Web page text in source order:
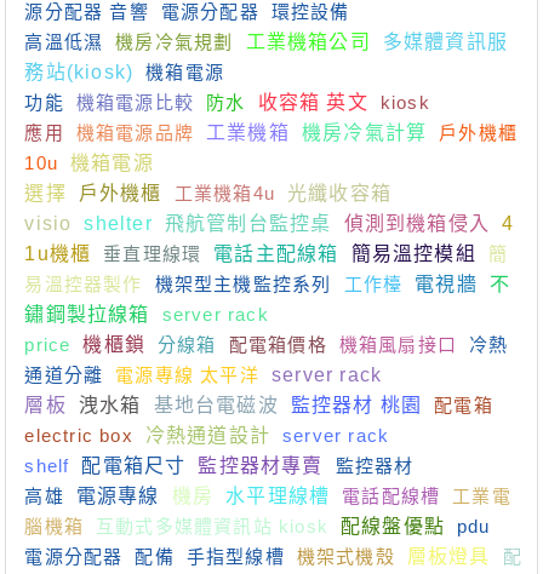
源分配器 音響
電源分配器
環控設備
高溫低濕
機房冷氣規劃 工業機箱公司
多媒體資訊服
務站(kiosk)
機箱電源
功能
機箱電源比較 防水 收容箱 英文
kiosk
應用
機箱電源品牌 工業機箱 機房冷氣計算
戶外機櫃
10u
機箱電源
選擇
戶外機櫃 工業機箱4u
光纖收容箱
visio
shelter 飛航管制台監控桌 偵測到機箱侵入
4
1u機櫃
垂直理線環 電話主配線箱 簡易溫控模組
簡
易溫控器製作
機架型主機監控系列 工作檯 電視牆
不
鏽鋼製拉線箱
server rack
price
機櫃鎖 分線箱 配電箱價格 機箱風扇接口
冷熱
通道分離
電源專線 太平洋
server rack
層板
洩水箱 基地台電磁波 監控器材 桃園
配電箱
electric box
冷熱通道設計
server rack
shelf
配電箱尺寸 監控器材專賣
監控器材
高雄
電源專線 機房 水平理線槽 電話配線槽
工業電
腦機箱
互動式多媒體資訊站 kiosk 配線盤優點
pdu
電源分配器
配備 手指型線槽 機架式機殼 層板燈具
配